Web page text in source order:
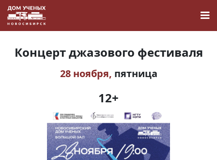
Наука
О Доме учёных
Концерт джазового фестиваля
28 ноября, пятница
12+